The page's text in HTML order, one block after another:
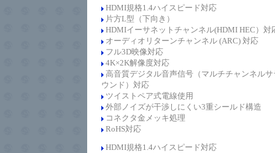
HDMI規格1.4ハイスピード対応
片方L型（下向き）
HDMIイーサネットチャンネル(HDMI HEC）対
オーディオリターンチャンネル (ARC) 対応
フル3D映像対応
4K×2K解像度対応
高音質デジタル音声信号（マルチチャンネルサ
ウンド）対応
ツイストペア式電線使用
外部ノイズが干渉しにくい3重シールド構造
コネクタ金メッキ処理
RoHS対応
HDMI規格1.4ハイスピード対応